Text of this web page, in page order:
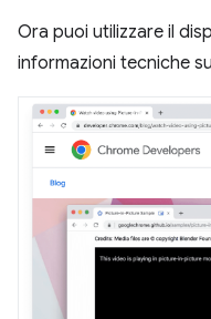
Ora puoi utilizzare il
informazioni tecniche